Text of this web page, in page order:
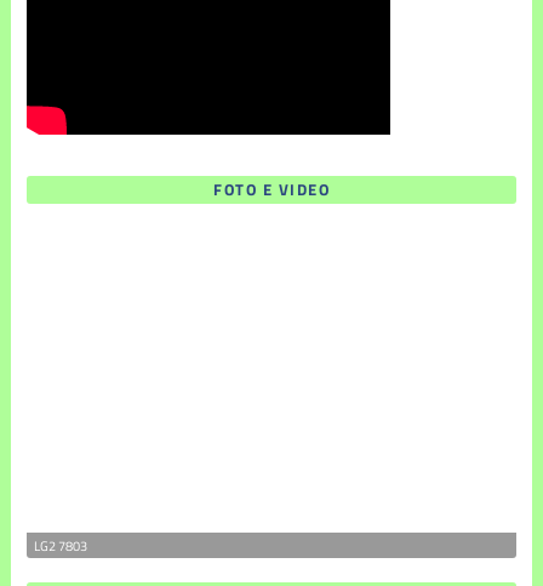
FOTO E VIDEO
LG2 7803